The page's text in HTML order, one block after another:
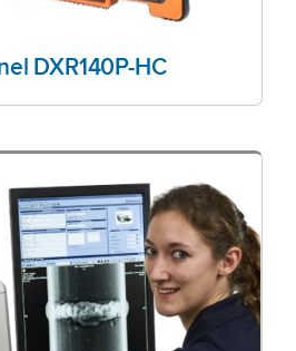
DXR140P-HC